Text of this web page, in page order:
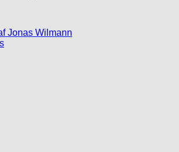
Jonas Wilmann